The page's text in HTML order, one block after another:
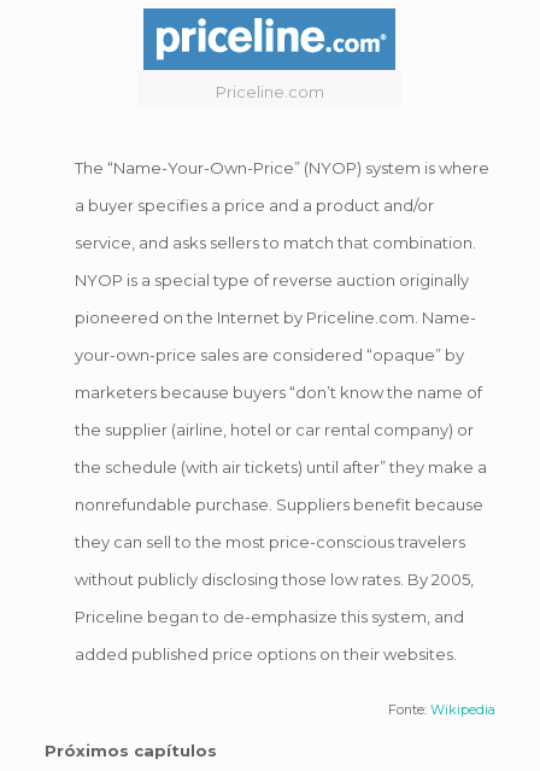
Priceline.com
The “Name-Your-Own-Price” (NYOP) system is where
a buyer specifies a price and a product and/or
service, and asks sellers to match that combination.
NYOP is a special type of reverse auction originally
pioneered on the Internet by Priceline.com. Name-
your-own-price sales are considered “opaque” by
marketers because buyers “don’t know the name of
the supplier (airline, hotel or car rental company) or
the schedule (with air tickets) until after” they make a
nonrefundable purchase. Suppliers benefit because
they can sell to the most price-conscious travelers
without publicly disclosing those low rates. By 2005,
Priceline began to de-emphasize this system, and
added published price options on their websites.
Fonte:Wikipedia
Próximos capítulos